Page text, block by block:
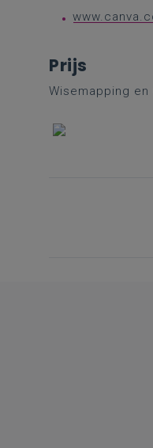
Prijs
Wisemapping